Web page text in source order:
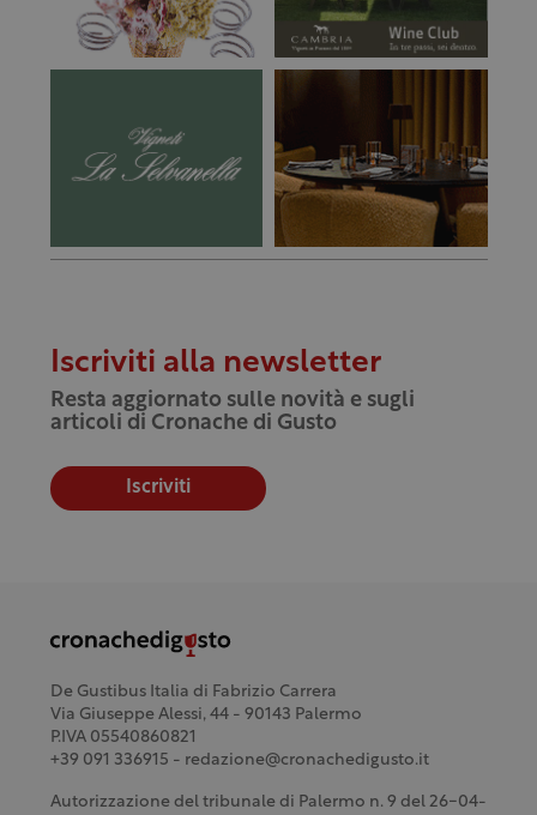
Iscriviti alla newsletter
Resta aggiornato sulle novità e sugli
articoli di Cronache di Gusto
Iscriviti
De Gustibus Italia di Fabrizio Carrera
Via Giuseppe Alessi, 44 - 90143 Palermo
P.IVA 05540860821
+39 091 336915 - redazione@cronachedigusto.it
Autorizzazione del tribunale di Palermo n. 9 del 26-04-